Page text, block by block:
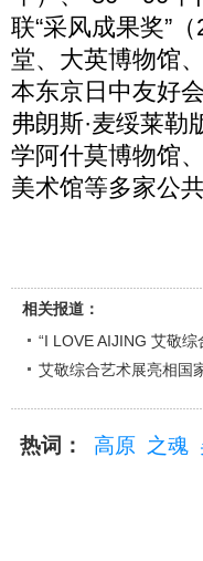
联“采风成果奖”
堂、大英博物馆
本东京日中友好
弗朗斯·麦绥莱
学阿什莫博物馆
美术馆等多家公
相关报道：
“I LOVE AIJING 艾敬综
艾敬综合艺术展亮相国
热词： 高原 之魂